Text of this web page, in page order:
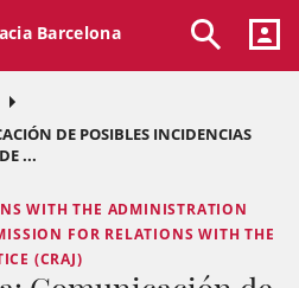
Barcelona
DE POSIBLES INCIDENCIAS
...
WITH THE ADMINISTRATION
FOR RELATIONS WITH THE
(CRAJ)